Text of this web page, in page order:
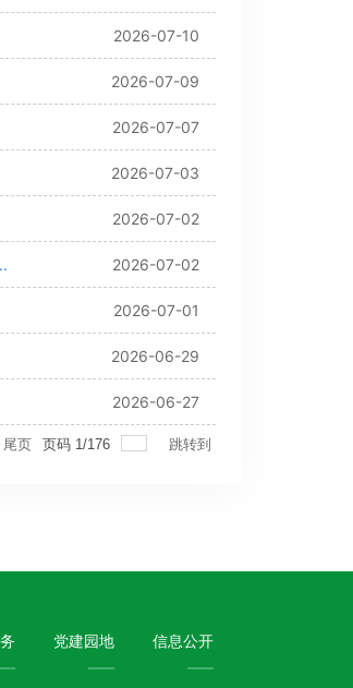
2026-07-10
2026-07-09
2026-07-07
2026-07-03
2026-07-02
2026-07-02
2026-07-01
2026-06-29
2026-06-27
尾页 页码 1/176 跳转到
党建园地 信息公开